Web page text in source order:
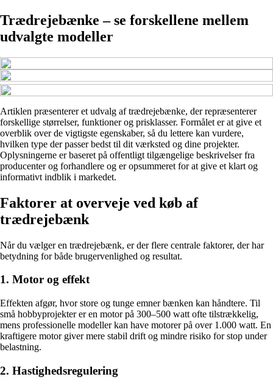
Trædrejebænke – se forskellene mellem
udvalgte modeller
Artiklen præsenterer et udvalg af trædrejebænke, der repræsenterer
forskellige størrelser, funktioner og prisklasser. Formålet er at give et
overblik over de vigtigste egenskaber, så du lettere kan vurdere,
hvilken type der passer bedst til dit værksted og dine projekter.
Oplysningerne er baseret på offentligt tilgængelige beskrivelser fra
producenter og forhandlere og er opsummeret for at give et klart og
informativt indblik i markedet.
Faktorer at overveje ved køb af
trædrejebænk
Når du vælger en trædrejebænk, er der flere centrale faktorer, der har
betydning for både brugervenlighed og resultat.
1. Motor og effekt
Effekten afgør, hvor store og tunge emner bænken kan håndtere. Til
små hobbyprojekter er en motor på 300–500 watt ofte tilstrækkelig,
mens professionelle modeller kan have motorer på over 1.000 watt. En
kraftigere motor giver mere stabil drift og mindre risiko for stop under
belastning.
2. Hastighedsregulering